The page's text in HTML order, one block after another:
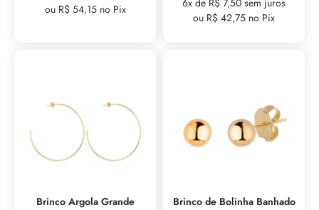
ou R$ 54,15 no Pix
ou R$ 42,75 no Pix
Brinco Argola Grande
Brinco de Bolinha Banhado